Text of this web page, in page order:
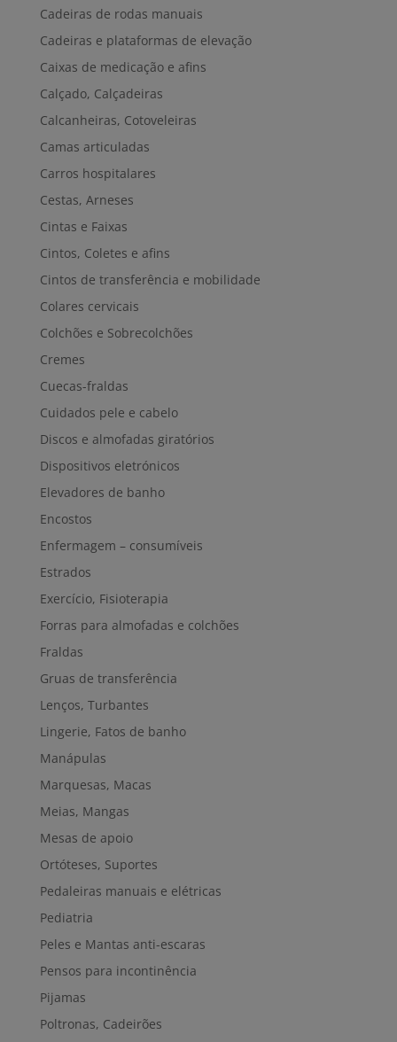
Cadeiras de rodas manuais
Cadeiras e plataformas de elevação
Caixas de medicação e afins
Calçado, Calçadeiras
Calcanheiras, Cotoveleiras
Camas articuladas
Carros hospitalares
Cestas, Arneses
Cintas e Faixas
Cintos, Coletes e afins
Cintos de transferência e mobilidade
Colares cervicais
Colchões e Sobrecolchões
Cremes
Cuecas-fraldas
Cuidados pele e cabelo
Discos e almofadas giratórios
Dispositivos eletrónicos
Elevadores de banho
Encostos
Enfermagem – consumíveis
Estrados
Exercício, Fisioterapia
Forras para almofadas e colchões
Fraldas
Gruas de transferência
Lenços, Turbantes
Lingerie, Fatos de banho
Manápulas
Marquesas, Macas
Meias, Mangas
Mesas de apoio
Ortóteses, Suportes
Pedaleiras manuais e elétricas
Pediatria
Peles e Mantas anti-escaras
Pensos para incontinência
Pijamas
Poltronas, Cadeirões